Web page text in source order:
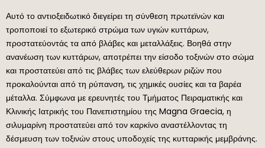
Αυτό το αντιοξειδωτικό διεγείρει τη σύνθεση πρωτεϊνών και
τροποποιεί το εξωτερικό στρώμα των υγιών κυττάρων,
προστατεύοντάς τα από βλάβες και μεταλλάξεις. Βοηθά στην
ανανέωση των κυττάρων, αποτρέπει την είσοδο τοξινών στο σώμα
και προστατεύει από τις βλάβες των ελεύθερων ριζών που
προκαλούνται από τη ρύπανση, τις χημικές ουσίες και τα βαρέα
μέταλλα. Σύμφωνα με ερευνητές του Τμήματος Πειραματικής και
Κλινικής Ιατρικής του Πανεπιστημίου της Magna Graecia, η
σιλυμαρίνη προστατεύει από τον καρκίνο αναστέλλοντας τη
δέσμευση των τοξινών στους υποδοχείς της κυτταρικής μεμβράνης.